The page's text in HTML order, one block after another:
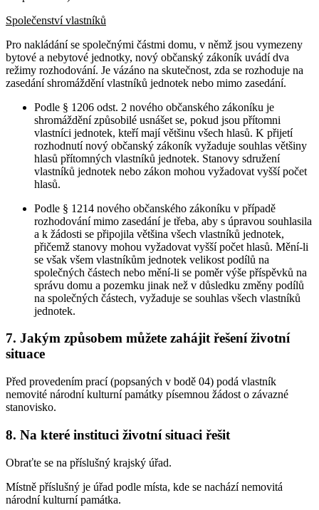
Společenství vlastníků
Pro nakládání se společnými částmi domu, v němž jsou vymezeny
bytové a nebytové jednotky, nový občanský zákoník uvádí dva
režimy rozhodování. Je vázáno na skutečnost, zda se rozhoduje na
zasedání shromáždění vlastníků jednotek nebo mimo zasedání.
Podle § 1206 odst. 2 nového občanského zákoníku je
shromáždění způsobilé usnášet se, pokud jsou přítomni
vlastníci jednotek, kteří mají většinu všech hlasů. K přijetí
rozhodnutí nový občanský zákoník vyžaduje souhlas většiny
hlasů přítomných vlastníků jednotek. Stanovy sdružení
vlastníků jednotek nebo zákon mohou vyžadovat vyšší počet
hlasů.
Podle § 1214 nového občanského zákoníku v případě
rozhodování mimo zasedání je třeba, aby s úpravou souhlasila
a k žádosti se připojila většina všech vlastníků jednotek,
přičemž stanovy mohou vyžadovat vyšší počet hlasů. Mění-li
se však všem vlastníkům jednotek velikost podílů na
společných částech nebo mění-li se poměr výše příspěvků na
správu domu a pozemku jinak než v důsledku změny podílů
na společných částech, vyžaduje se souhlas všech vlastníků
jednotek.
7. Jakým způsobem můžete zahájit řešení životní
situace
Před provedením prací (popsaných v bodě 04) podá vlastník
nemovité národní kulturní památky písemnou žádost o závazné
stanovisko.
8. Na které instituci životní situaci řešit
Obraťte se na příslušný krajský úřad.
Místně příslušný je úřad podle místa, kde se nachází nemovitá
národní kulturní památka.